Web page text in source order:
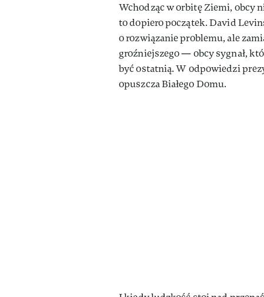
Wchodząc w orbitę Ziemi, obcy
to dopiero początek. David
o rozwiązanie problemu, ale
groźniejszego — obcy sygnał,
być ostatnią. W odpowiedzi
opuszcza Białego Domu.